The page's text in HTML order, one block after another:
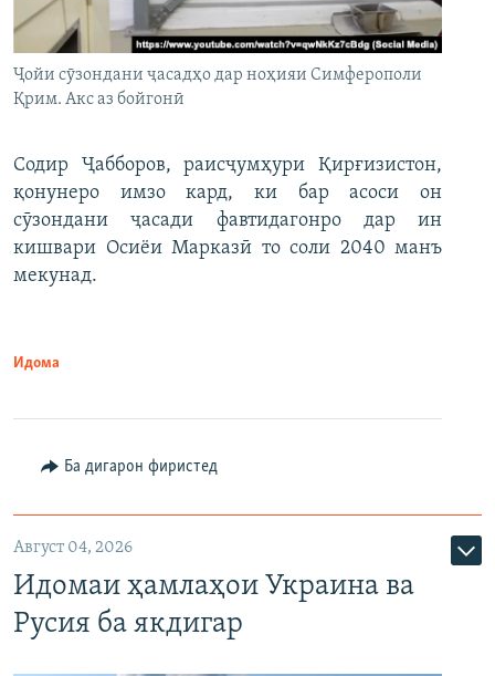
Ҷойи сӯзондани ҷасадҳо дар ноҳияи Симферополи
Қрим. Акс аз бойгонӣ
Содир Ҷабборов, раисҷумҳури Қирғизистон,
қонунеро имзо кард, ки бар асоси он
сӯзондани ҷасади фавтидагонро дар ин
кишвари Осиёи Марказӣ то соли 2040 манъ
мекунад.
Идома
Ба дигарон фиристед
Август 04, 2026
Идомаи ҳамлаҳои Украина ва
Русия ба якдигар